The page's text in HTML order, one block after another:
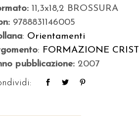
11,3x18,2 BROSSURA
9788831146005
: Orientamenti
: FORMAZIONE
pubblicazione: 2007